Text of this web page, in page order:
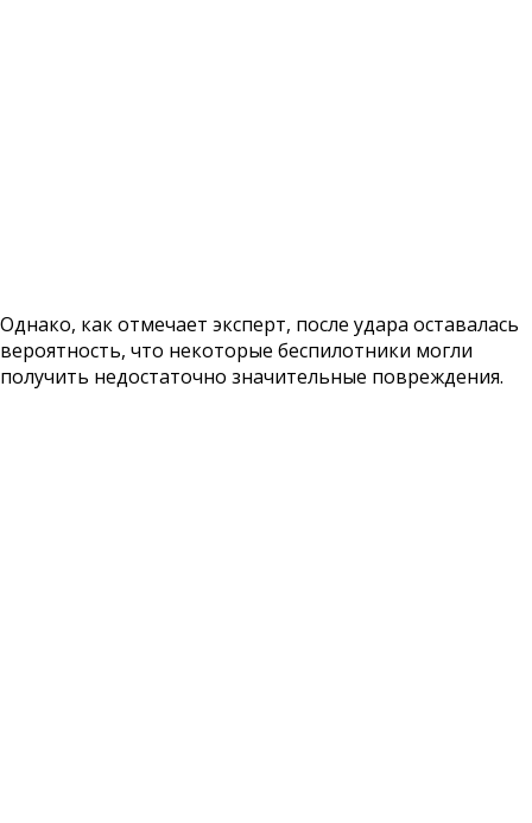
Однако, как отмечает эксперт, после удара оставалась
вероятность, что некоторые беспилотники могли
получить недостаточно значительные повреждения.